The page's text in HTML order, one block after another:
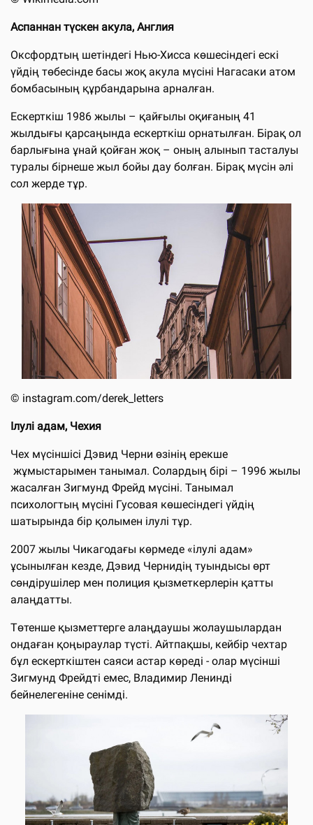
Аспаннан түскен акула, Англия
Оксфордтың шетіндегі Нью-Хисса көшесіндегі ескі
үйдің төбесінде басы жоқ акула мүсіні Нагасаки атом
бомбасының құрбандарына арналған.
Ескерткіш 1986 жылы – қайғылы оқиғаның 41
жылдығы қарсаңында ескерткіш орнатылған. Бірақ ол
барлығына ұнай қойған жоқ – оның алынып тасталуы
туралы бірнеше жыл бойы дау болған. Бірақ мүсін әлі
сол жерде тұр.
© instagram.com/derek_letters
Ілулі адам, Чехия
Чех мүсіншісі Дэвид Черни өзінің ерекше
жұмыстарымен танымал. Солардың бірі – 1996 жылы
жасалған Зигмунд Фрейд мүсіні. Танымал
психологтың мүсіні Гусовая көшесіндегі үйдің
шатырында бір қолымен ілулі тұр.
2007 жылы Чикагодағы көрмеде «ілулі адам»
ұсынылған кезде, Дэвид Чернидің туындысы өрт
сөндірушілер мен полиция қызметкерлерін қатты
алаңдатты.
Төтенше қызметтерге алаңдаушы жолаушылардан
ондаған қоңыраулар түсті. Айтпақшы, кейбір чехтар
бұл ескерткіштен саяси астар көреді - олар мүсінші
Зигмунд Фрейдті емес, Владимир Ленинді
бейнелегеніне сенімді.